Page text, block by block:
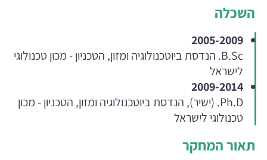
השכלה
2005-2009
B.Sc. הנדסת ביוטכנולוגיה ומזון, הטכניון - מכון טכנולוגי
לישראל
2009-2014
Ph.D. (ישיר), הנדסת ביוטכנולוגיה ומזון, הטכניון - מכון
טכנולוגי לישראל
תאור המחקר